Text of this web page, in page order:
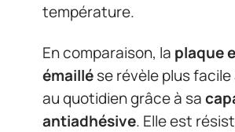
température.
En comparaison, la plaque
émaillése révèle plus
au quotidien grâce à sa
antiadhésive. Elle est